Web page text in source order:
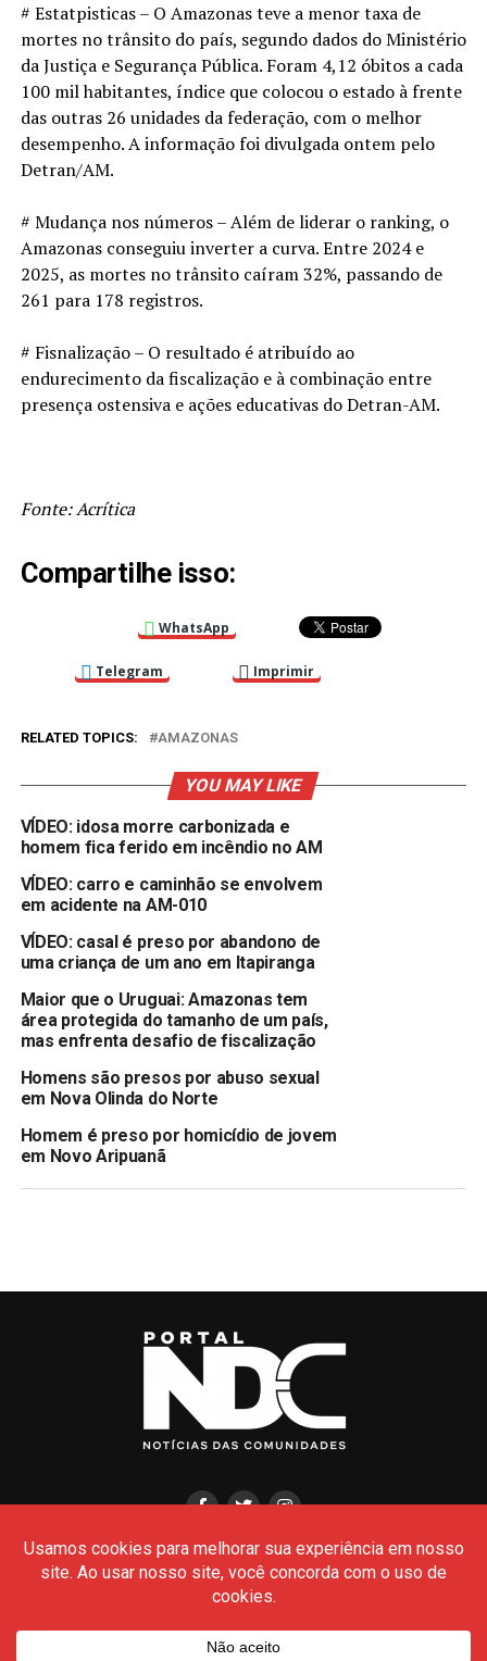
# Estatpisticas – O Amazonas teve a menor taxa de
mortes no trânsito do país, segundo dados do Ministério
da Justiça e Segurança Pública. Foram 4,12 óbitos a cada
100 mil habitantes, índice que colocou o estado à frente
das outras 26 unidades da federação, com o melhor
desempenho. A informação foi divulgada ontem pelo
Detran/AM.
# Mudança nos números – Além de liderar o ranking, o
Amazonas conseguiu inverter a curva. Entre 2024 e
2025, as mortes no trânsito caíram 32%, passando de
261 para 178 registros.
# Fisnalização – O resultado é atribuído ao
endurecimento da fiscalização e à combinação entre
presença ostensiva e ações educativas do Detran-AM.
Fonte: Acrítica
Compartilhe isso:
WhatsApp
Telegram Imprimir
RELATED TOPICS: AMAZONAS
YOU MAY LIKE
VÍDEO: idosa morre carbonizada e
homem fica ferido em incêndio no AM
VÍDEO: carro e caminhão se envolvem
em acidente na AM-010
VÍDEO: casal é preso por abandono de
uma criança de um ano em Itapiranga
Maior que o Uruguai: Amazonas tem
área protegida do tamanho de um país,
mas enfrenta desafio de fiscalização
Homens são presos por abuso sexual
em Nova Olinda do Norte
Homem é preso por homicídio de jovem
em Novo Aripuanã
HOME CIDADES POLÍCIA POLÍTICA
AMAZONAS
CULTURA